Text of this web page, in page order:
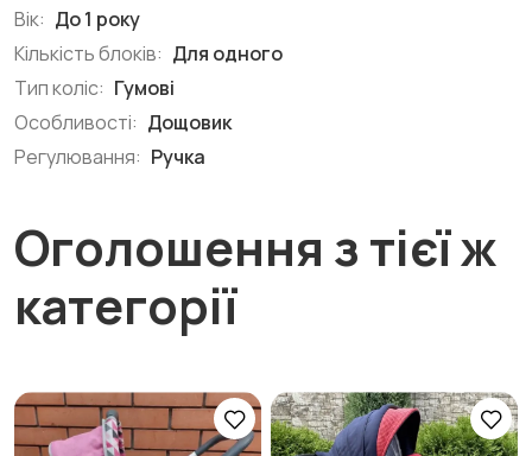
Вік: До 1 року
Кількість блоків: Для одного
Тип коліс: Гумові
Особливості: Дощовик
Регулювання: Ручка
Оголошення з тієї ж
категорії